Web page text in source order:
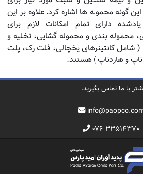
گونه محموله ها اشاره کرد. علاوه بر این
دارای تمام امکانات لازم برای
محموله بندی و محموله گشایی، تخلیه و
( شامل کانتینرهای یخچالی، فلت رک، پلت
و هاردتاپ ) هستند.
با ما تماس بگیرید.
۰۷۶ ۳۳۵۱۴۳۷۰